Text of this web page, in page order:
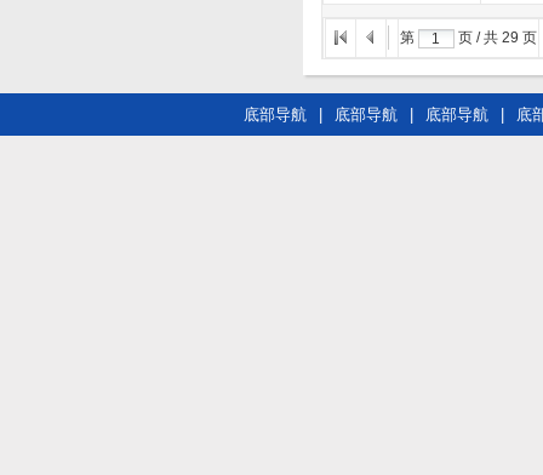
第 页 / 共 29 页
底部导航 底部导航 底部导航 底